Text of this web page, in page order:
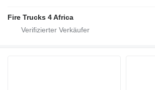
Fire Trucks 4 Africa